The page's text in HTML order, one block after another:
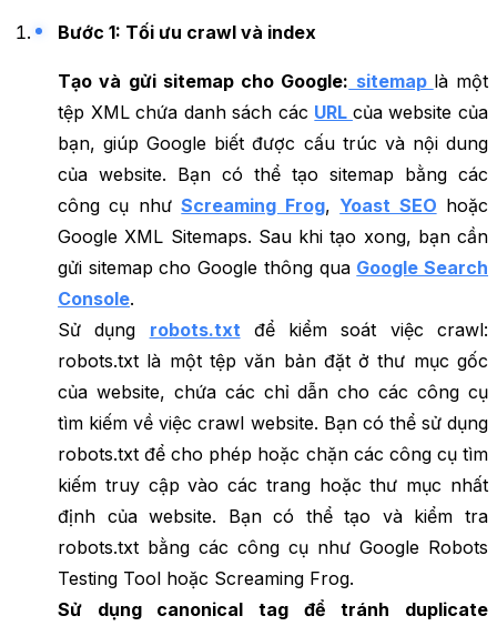
Bước 1: Tối ưu crawl và index
Tạo và gửi sitemap cho Google: sitemap là một
tệp XML chứa danh sách các URL của website của
bạn, giúp Google biết được cấu trúc và nội dung
của website. Bạn có thể tạo sitemap bằng các
công cụ nhưScreaming Frog, Yoast SEO hoặc
Google XML Sitemaps. Sau khi tạo xong, bạn cần
gửi sitemap cho Google thông qua Google Search
Console.
Sử dụng robots.txt để kiểm soát việc crawl:
robots.txt là một tệp văn bản đặt ở thư mục gốc
của website, chứa các chỉ dẫn cho các công cụ
tìm kiếm về việc crawl website. Bạn có thể sử dụng
robots.txt để cho phép hoặc chặn các công cụ tìm
kiếm truy cập vào các trang hoặc thư mục nhất
định của website. Bạn có thể tạo và kiểm tra
robots.txt bằng các công cụ như Google Robots
Testing Tool hoặc Screaming Frog.
Sử dụng canonical tag để tránh duplicate